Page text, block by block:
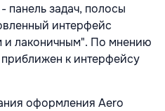
панель задач, полосы
интерфейс
и лаконичным". По мнению
к интерфейсу
оформления Aero